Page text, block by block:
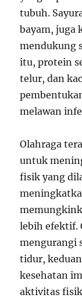
tubuh.
bayam, juga
mendukung
itu, protein
telur, dan
melawan
Olahraga
untuk
fisik yang
lebih efektif.
mengurangi
tidur,
kesehatan
aktivitas